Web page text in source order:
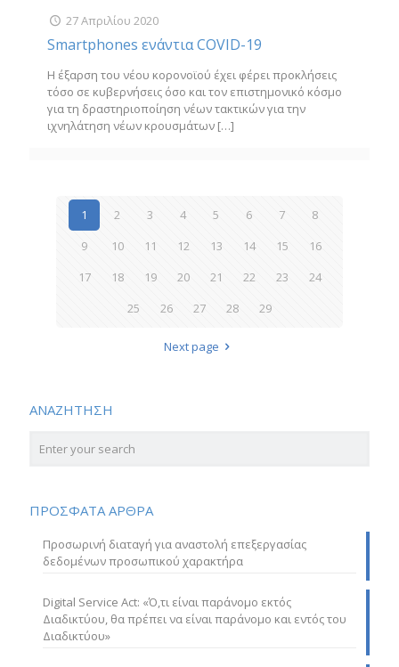
27 Απριλίου 2020
Smartphones ενάντια COVID-19
Η έξαρση του νέου κορονοϊού έχει φέρει προκλήσεις
τόσο σε κυβερνήσεις όσο και τον επιστημονικό κόσμο
για τη δραστηριοποίηση νέων τακτικών για την
ιχνηλάτηση νέων κρουσμάτων […]
1 2 3 4 5 6 7
8
9
10 11 12 13 14 15
16
17
18 19 20 21 22 23
24
25
26 27 28 29
Next page
ΑΝΑΖΗΤΗΣΗ
ΠΡΟΣΦΑΤΑ ΑΡΘΡΑ
Προσωρινή διαταγή για αναστολή επεξεργασίας
δεδομένων προσωπικού χαρακτήρα
Digital Service Act: «Ό,τι είναι παράνομο εκτός
Διαδικτύου, θα πρέπει να είναι παράνομο και εντός του
Διαδικτύου»